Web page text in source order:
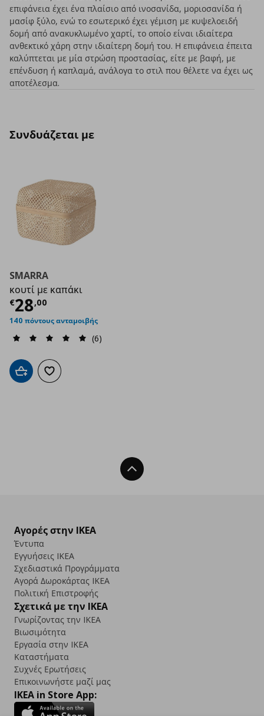
επιφάνεια έχει ένα πλαίσιο από ινοσανίδα, μοριοσανίδα ή
μασίφ ξύλο, ενώ το εσωτερικό έχει γέμιση με κυψελοειδή
δομή από ανακυκλωμένο χαρτί, το οποίο είναι ιδιαίτερα
ανθεκτικό χάρη στην ιδιαίτερη δομή του. Η επιφάνεια έπειτα
καλύπτεται με μία στρώση προστασίας, είτε με βαφή, με
επένδυση ή καπλαμά, ανάλογα το στιλ που θέλετε να έχει ως
αποτέλεσμα.
Συνδυάζεται με
SMARRA
κουτί με καπάκι
€28,00
Τρέχουσα τιμή
140 πόντους ανταμοιβής
(6)
Προσθήκη στο καλάθι
Προσθήκη στα αγαπημένα
Back To Top
Αγορές στην IKEA
Έντυπα
Εγγυήσεις IKEA
Σχεδιαστικά Προγράμματα
Αγορά Δωρoκάρτας IKEA
Πολιτική Επιστροφής
Σχετικά με την IKEA
Γνωρίζοντας την IKEA
Βιωσιμότητα
Εργασία στην IKEA
Καταστήματα
Συχνές Ερωτήσεις
Επικοινωνήστε μαζί μας
IKEA in Store App: